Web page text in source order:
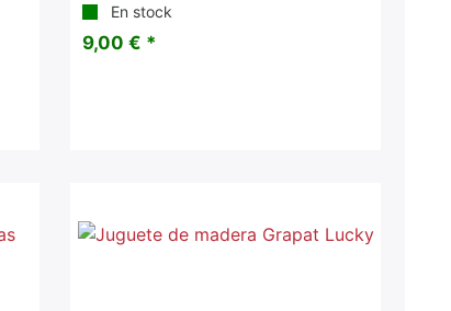
En stock
9,00 € *